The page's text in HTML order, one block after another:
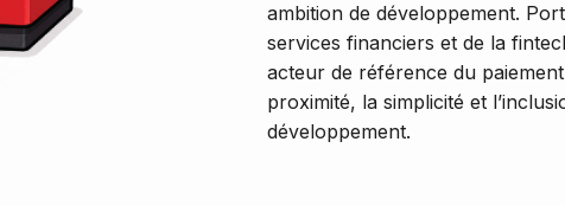
ambition de développement.
services financiers et de la
acteur de référence du
proximité, la simplicité et
développement.